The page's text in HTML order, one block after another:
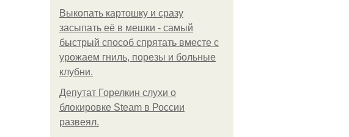
Выкопать картошку и сразу
засыпать её в мешки - самый
быстрый способ спрятать вместе с
урожаем гниль, порезы и больные
клубни.
Депутат Горелкин слухи о
блокировке Steam в России
развеял.